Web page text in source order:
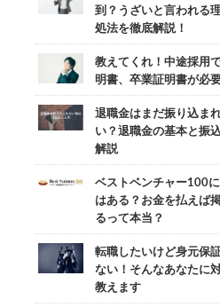
到？うざいと言われる
処法を徹底解説！
教えてくれ！中途採用
明書、卒業証明書が必
退職金はまだ振り込ま
い？退職金の基本と振
解説
ベストベンチャー100
はある？お金を払えば
るって本当？
転職したいけど身元保
ない！そんなあなたに
教えます